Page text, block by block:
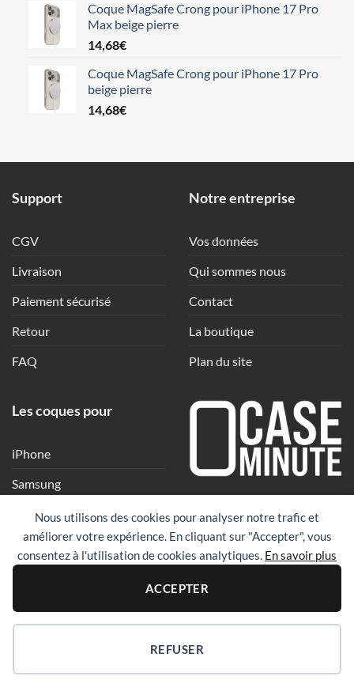
Nous utilisons des cookies pour analyser notre trafic et
améliorer votre expérience. En cliquant sur "Accepter", vous
consentez à l'utilisation de cookies analytiques. En savoir plus
ACCEPTER
REFUSER
Coque MagSafe Crong pour iPhone 17 Pro
Max beige pierre
14,68€
Coque MagSafe Crong pour iPhone 17 Pro
beige pierre
14,68€
Support
CGV
Livraison
Paiement sécurisé
Retour
FAQ
Notre entreprise
Vos données
Qui sommes nous
Contact
La boutique
Plan du site
Les coques pour
iPhone
Samsung
Xiaomi
Google
Huawei
Une coque en quelques
clics